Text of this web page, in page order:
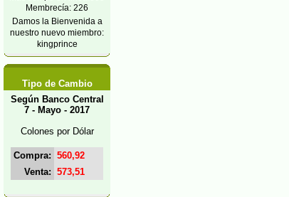
Membrecía: 226
Damos la Bienvenida a
nuestro nuevo miembro:
kingprince
Tipo de Cambio
Según Banco Central
7 - Mayo - 2017
Colones por Dólar
Compra: 560,92
Venta: 573,51